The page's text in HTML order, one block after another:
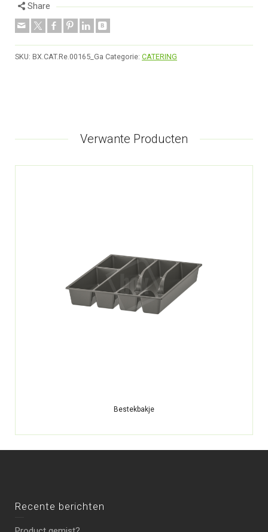
Share
SKU: BX.CAT.Re.00165_Ga Categorie: CATERING
Verwante Producten
Bestekbakje
Recente berichten